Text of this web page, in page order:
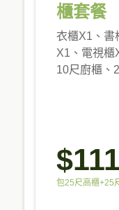
櫃套餐
衣櫃X1、書
X1、電視櫃
10尺廚櫃、
包25尺高櫃+25